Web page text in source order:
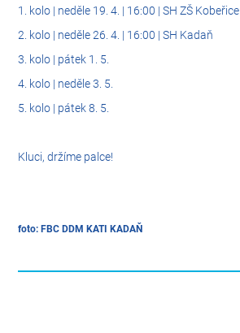
1. kolo | neděle 19. 4. | 16:00 | SH ZŠ Kobeřice
2. kolo | neděle 26. 4. | 16:00 | SH Kadaň
3. kolo | pátek 1. 5.
4. kolo | neděle 3. 5.
5. kolo | pátek 8. 5.
Kluci, držíme palce!
foto: FBC DDM KATI KADAŇ